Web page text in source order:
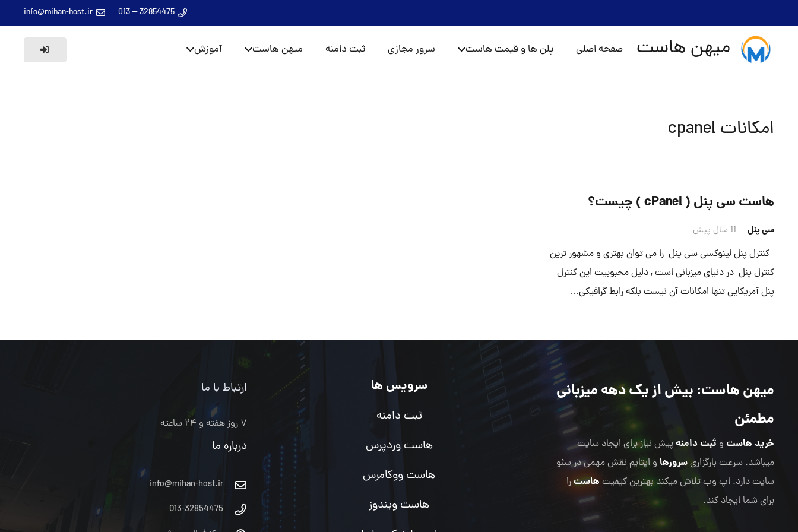
32854475 – 013
info@mihan-host.ir
میهن هاست صفحه اصلی پلن ها و قیمت هاست سرور مجازی ثبت دامنه میهن هاست آموزش
امکانات cpanel
هاست سی پنل ( cPanel ) چیست؟
سی پنل 11 سال پیش
کنترل پنل لینوکسی سی پنل را می توان بهتری و مشهور ترین
کنترل پنل در دنیای میزبانی است , دلیل محبوبیت این کنترل
پنل آمریکایی تنها امکانات آن نیست بلکه رابط گرافیکی…
میهن هاست: بیش از یک دهه میزبانی
مطمئن
خرید هاست و ثبت دامنهپیش نیاز برای ایجاد سایت
میباشد. سرعت بارگزاریسرورها و اپتایم نقش مهمی در سئو
سایت دارد. اپ وب تلاش میکند بهترین کیفیت هاسترا
برای شما ایجاد کند.
سرویس ها
ثبت دامنه
هاست وردپرس
هاست ووکامرس
هاست ویندوز
ارتباط با ما
۷ روز هفته و ۲۴ ساعته
درباره ما
info@mihan-host.ir
013-32854475